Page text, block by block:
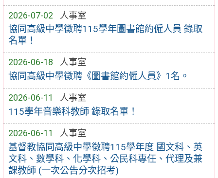
2026-07-02 人事室
協同高級中學徵聘115學年圖書館約僱人員 錄取
名單！
2026-06-18 人事室
協同高級中學徵聘《圖書館約僱人員》1名。
2026-06-11 人事室
115學年音樂科教師 錄取名單！
2026-06-11 人事室
基督教協同高級中學徵聘115學年度 國文科、英
文科、數學科、化學科、公民科專任、代理及兼
課教師 (一次公告分次招考)